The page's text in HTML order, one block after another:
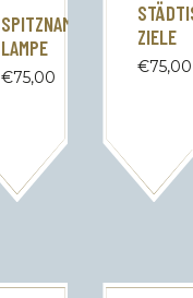
SPITZNAME
LAMPE
€75,00
ZIELE
€75,00